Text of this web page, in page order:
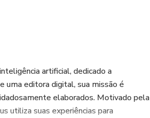
precisa convencer rápido.”
artificial, dedicado a
uma editora digital, sua missão é
elaborados. Motivado pela
utiliza suas experiências para